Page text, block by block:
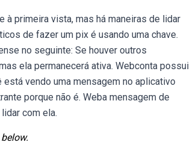
à primeira vista, mas há maneiras de lidar
de fazer um pix é usando uma chave.
no seguinte: Se houver outros
ela permanecerá ativa. Webconta possui
vendo uma mensagem no aplicativo
porque não é. Weba mensagem de
com ela.